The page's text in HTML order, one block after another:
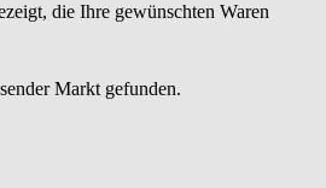
die Ihre gewünschten Waren
Markt gefunden.